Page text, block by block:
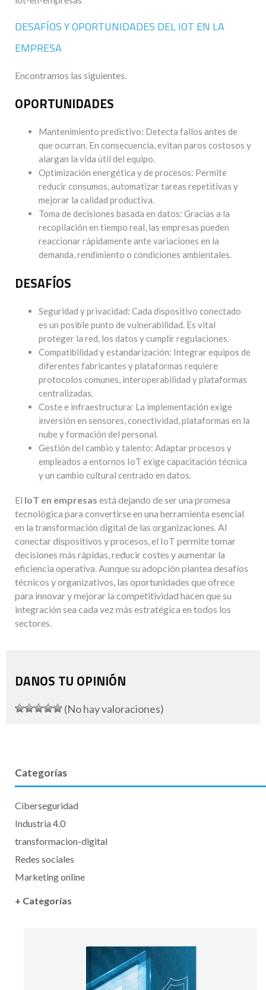
DESAFÍOS Y OPORTUNIDADES DEL IOT EN LA
EMPRESA
Encontramos las siguientes.
OPORTUNIDADES
Mantenimiento predictivo: Detecta fallos antes de
que ocurran. En consecuencia, evitan paros costosos y
alargan la vida útil del equipo.
Optimización energética y de procesos: Permite
reducir consumos, automatizar tareas repetitivas y
mejorar la calidad productiva.
Toma de decisiones basada en datos: Gracias a la
recopilación en tiempo real, las empresas pueden
reaccionar rápidamente ante variaciones en la
demanda, rendimiento o condiciones ambientales.
DESAFÍOS
Seguridad y privacidad: Cada dispositivo conectado
es un posible punto de vulnerabilidad. Es vital
proteger la red, los datos y cumplir regulaciones.
Compatibilidad y estandarización: Integrar equipos de
diferentes fabricantes y plataformas requiere
protocolos comunes, interoperabilidad y plataformas
centralizadas.
Coste e infraestructura: La implementación exige
inversión en sensores, conectividad, plataformas en la
nube y formación del personal.
Gestión del cambio y talento: Adaptar procesos y
empleados a entornos IoT exige capacitación técnica
y un cambio cultural centrado en datos.
El IoT en empresas está dejando de ser una promesa
tecnológica para convertirse en una herramienta esencial
en la transformación digital de las organizaciones. Al
conectar dispositivos y procesos, el IoT permite tomar
decisiones más rápidas, reducir costes y aumentar la
eficiencia operativa. Aunque su adopción plantea desafíos
técnicos y organizativos, las oportunidades que ofrece
para innovar y mejorar la competitividad hacen que su
integración sea cada vez más estratégica en todos los
sectores.
DANOS TU OPINIÓN
(No hay valoraciones)
Categorías
Ciberseguridad
Industria 4.0
transformacion-digital
Redes sociales
Marketing online
+ Categorías